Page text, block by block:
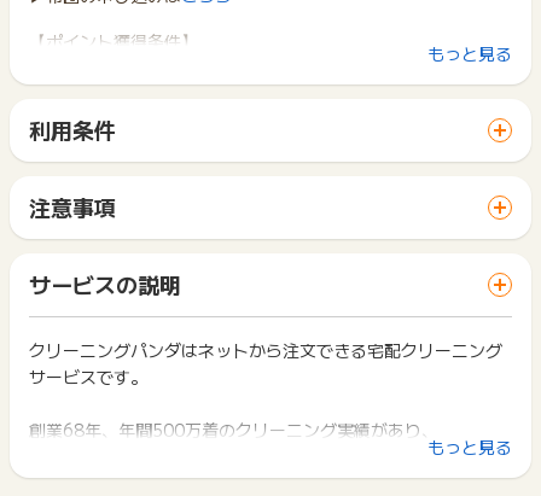
【ポイント獲得条件】
対象コース：スタンダード衣類 または デラックス衣類 3点、5
※上記以外のコースは却下
重複、いたずら、リピート注文、返品、キャンセル、未入金、
入力内容不備、対象コース以外の申込、ふるさと納税経由の申
込
【お問い合わせについて】
対象コース申込から90日以内に申込日、受付（注文）番号、エ
ビデンスメールと併せてお問い合わせください。
※ポイントに関するお問い合わせは、
お問い合わせをした場合、ポイント獲得対象外となる場合がご
もっと見る
利用条件
サイトに移動してからお申し込みやお買い物が完了するまでの
間に、同じブラウザ（※）で他のサイトに移動した場合はポイン
ト獲得ができません。
「 申込をしてポイントGET 」ボタンを押した時とサービス・
お買い物利用時で、デバイス・ブラウザが異なる場合はポイン
ト獲得ができません。
2回以上同じお買い物・サービスをご利用される場合は、毎回
ポイントタウンに戻り、「 申込をしてポイントGET 」ボタン
下記の事項に該当する場合、広告主側で対象外とみなし、「獲
注意事項
一部のサービスにつきましては、1商品につき10円単位の金額
は切り捨てとなります。
ポイント獲得が1ポイント未満のものは切り捨てとなり、ポイ
ント履歴には記載されません。
原則として広告主側のポイント等を利用して支払われた金額分
につきましては、ポイントタウンのポイント獲得の対象には含
広告主が運営しているサービスの都合もしくは会員様の都合で
商品の交換や一部でもキャンセルされた場合、ポイントが無効
になる可能性もございます。
サービスの説明
クリーニングパンダはネットから注文できる宅配クリーニング
サービスです。
創業68年、年間500万着のクリーニング実績があり、
職人仕上げ×思いやり品質をテーマに行なっています。もっと見る